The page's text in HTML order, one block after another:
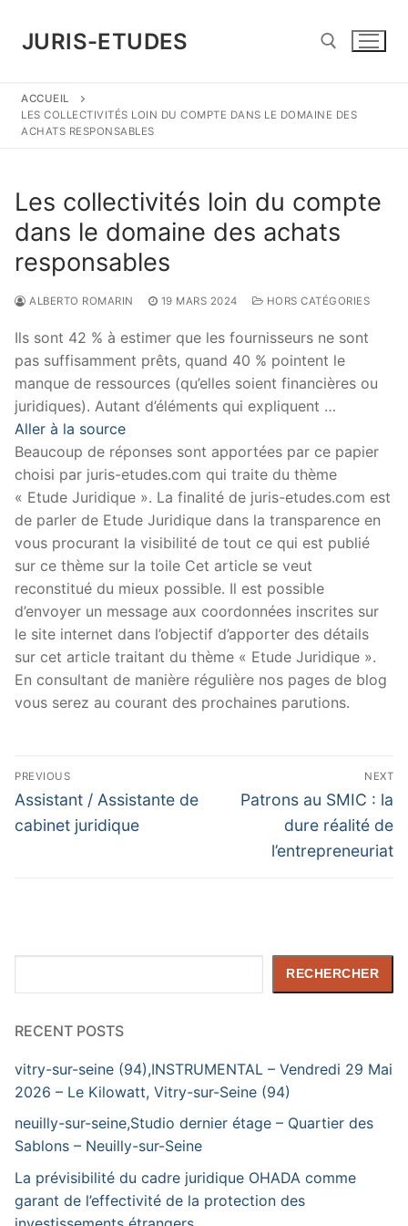
contenu
JURIS-ETUDES
Rechercher :
ACCUEIL
LES COLLECTIVITÉS LOIN DU COMPTE DANS LE DOMAINE DES
ACHATS RESPONSABLES
Les collectivités loin du compte
dans le domaine des achats
responsables
ALBERTO ROMARIN 19 MARS 2024 HORS CATÉGORIES
Ils sont 42 % à estimer que les fournisseurs ne sont
pas suffisamment prêts, quand 40 % pointent le
manque de ressources (qu’elles soient financières ou
juridiques). Autant d’éléments qui expliquent …
Aller à la source
Beaucoup de réponses sont apportées par ce papier
choisi par juris-etudes.com qui traite du thème
« Etude Juridique ». La finalité de juris-etudes.com est
de parler de Etude Juridique dans la transparence en
vous procurant la visibilité de tout ce qui est publié
sur ce thème sur la toile Cet article se veut
reconstitué du mieux possible. Il est possible
d’envoyer un message aux coordonnées inscrites sur
le site internet dans l’objectif d’apporter des détails
sur cet article traitant du thème « Etude Juridique ».
En consultant de manière régulière nos pages de blog
vous serez au courant des prochaines parutions.
Navigation
de
l’article
PREVIOUS
Previous
post:
Assistant / Assistante de
cabinet juridique
NEXT
Next
Patrons au SMIC : la
dure réalité de
l’entrepreneuriat
RECHERCHER
RECENT POSTS
vitry-sur-seine (94),INSTRUMENTAL – Vendredi 29 Mai
2026 – Le Kilowatt, Vitry-sur-Seine (94)
neuilly-sur-seine,Studio dernier étage – Quartier des
Sablons – Neuilly-sur-Seine
La prévisibilité du cadre juridique OHADA comme
garant de l’effectivité de la protection des